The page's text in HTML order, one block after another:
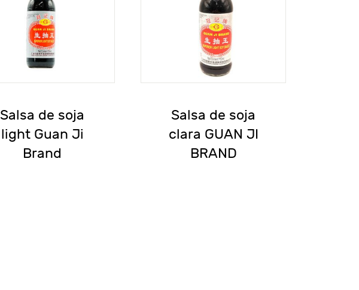
Salsa de soja
light Guan Ji
Brand
Salsa de soja
clara GUAN JI
BRAND